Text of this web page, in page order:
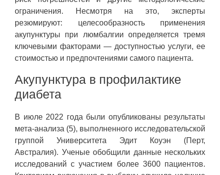
ограничения. Несмотря на это, эксперты
резюмируют: целесообразность применения
акупунктуры при люмбалгии определяется тремя
ключевыми факторами — доступностью услуги, ее
стоимостью и предпочтениями самого пациента.
Акупунктура в профилактике
диабета
В июле 2022 года были опубликованы результаты
мета-анализа (5), выполненного исследовательской
группой Университета Эдит Коуэн (Перт,
Австралия). Ученые обобщили данные нескольких
исследований с участием более 3600 пациентов.